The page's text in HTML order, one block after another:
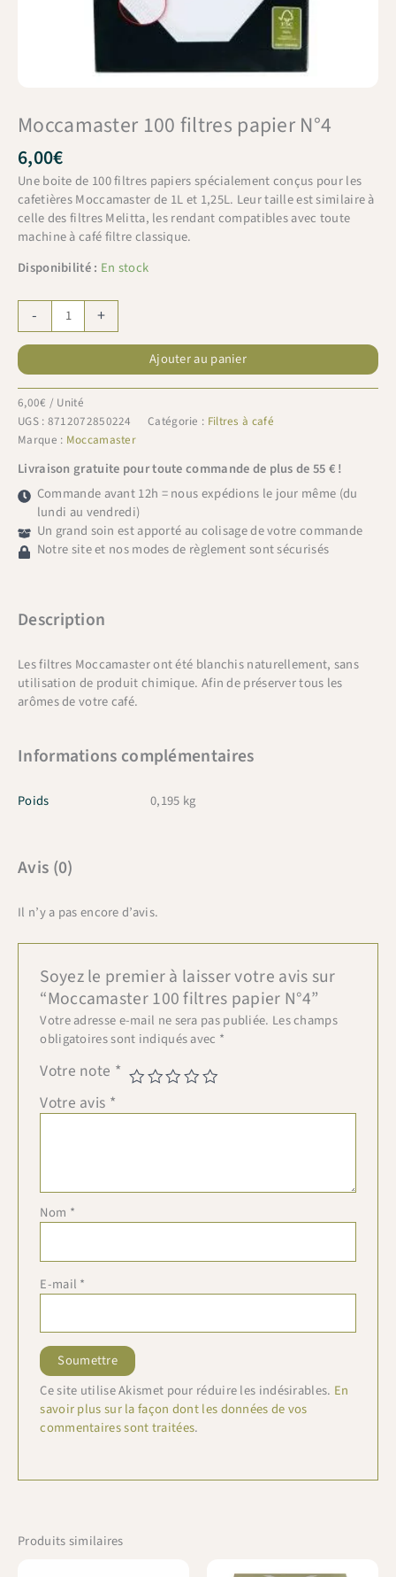
Moccamaster 100 filtres papier N°4
6,00€
Une boite de 100 filtres papiers spécialement conçus pour les
cafetières Moccamaster de 1L et 1,25L. Leur taille est similaire à
celle des filtres Melitta, les rendant compatibles avec toute
machine à café filtre classique.
Disponibilité : En stock
-
de
Moccamaster
100
papier
N°4
+
Ajouter au panier
6,00€ / Unité
UGS : 8712072850224 Catégorie : Filtres à café
Marque : Moccamaster
Livraison gratuite pour toute commande de plus de 55 € !
Commande avant 12h = nous expédions le jour même (du
lundi au vendredi)
Un grand soin est apporté au colisage de votre commande
Notre site et nos modes de règlement sont sécurisés
Description
Les filtres Moccamaster ont été blanchis naturellement, sans
utilisation de produit chimique. Afin de préserver tous les
arômes de votre café.
Informations complémentaires
Poids 0,195 kg
Avis (0)
Il n’y a pas encore d’avis.
Soyez le premier à laisser votre avis sur
“Moccamaster 100 filtres papier N°4”
Votre adresse e-mail ne sera pas publiée. Les champs
obligatoires sont indiqués avec *
Votre note *
Votre avis *
Nom *
E-mail *
Ce site utilise Akismet pour réduire les indésirables. En
savoir plus sur la façon dont les données de vos
commentaires sont traitées.
Produits similaires